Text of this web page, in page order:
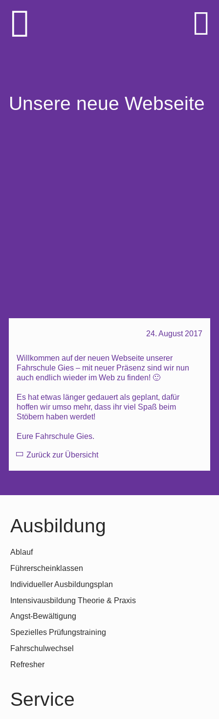
Unsere neue Webseite
24. August 2017
Willkommen auf der neuen Webseite unserer
Fahrschule Gies – mit neuer Präsenz sind wir nun
auch endlich wieder im Web zu finden! 🙂
Es hat etwas länger gedauert als geplant, dafür
hoffen wir umso mehr, dass ihr viel Spaß beim
Stöbern haben werdet!
Eure Fahrschule Gies.
Zurück zur Übersicht
Ausbildung
Ablauf
Führerscheinklassen
Individueller Ausbildungsplan
Intensivausbildung Theorie & Praxis
Angst-Bewältigung
Spezielles Prüfungstraining
Fahrschulwechsel
Refresher
Service